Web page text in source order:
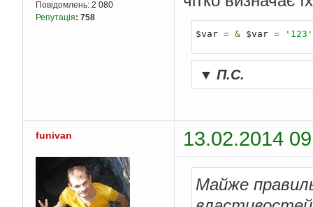
Повідомлень: 2 080
Репутація: 758
$var = & $var = '123'
▼ П.С.
funivan 13.02.2014
Майже